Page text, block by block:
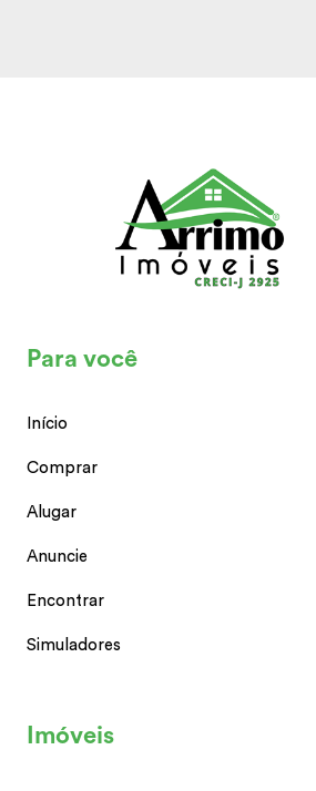
Para você
Início
Comprar
Alugar
Anuncie
Encontrar
Simuladores
Imóveis